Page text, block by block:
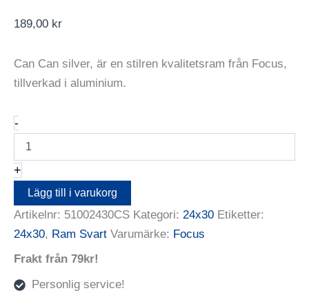
189,00 kr
Can Can silver, är en stilren kvalitetsram från Focus,
tillverkad i aluminium.
-Focus
Can-
Can
Aluminium
Black
24X30
+
Lägg till i varukorg
Artikelnr: 51002430CS Kategori: 24x30 Etiketter:
24x30, Ram Svart Varumärke: Focus
Frakt från 79kr!
Personlig service!